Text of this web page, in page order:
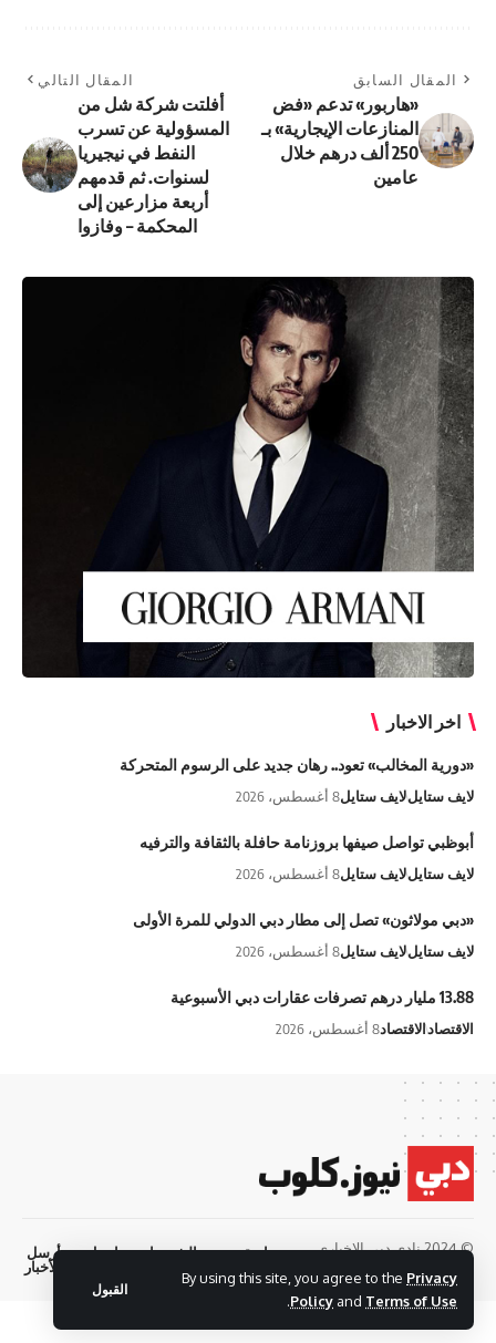
By using this site, you agree to the Privacy
Policy and Terms of Use
.
القبول
المقال السابق
«هاربور» تدعم «فض
المنازعات الإيجارية» بـ
250 ألف درهم خلال
عامين
المقال التالي
أفلتت شركة شل من
المسؤولية عن تسرب
النفط في نيجيريا
لسنوات. ثم قدمهم
أربعة مزارعين إلى
المحكمة – وفازوا
اخر الاخبار
«دورية المخالب» تعود.. رهان جديد على الرسوم المتحركة
لايف ستايللايف ستايل8 أغسطس، 2026
أبوظبي تواصل صيفها بروزنامة حافلة بالثقافة والترفيه
لايف ستايللايف ستايل8 أغسطس، 2026
«دبي مولاثون» تصل إلى مطار دبي الدولي للمرة الأولى
لايف ستايللايف ستايل8 أغسطس، 2026
13.88 مليار درهم تصرفات عقارات دبي الأسبوعية
الاقتصادالاقتصاد8 أغسطس، 2026
© 2024 نادي دبي الإخباري.
جميع الحقوق محفوظة
سياسة
الشروط
اتصل
أرسل
الأخبار